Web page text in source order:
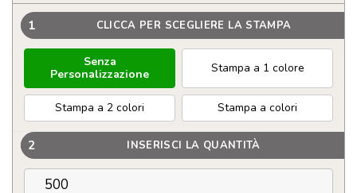
1 CLICCA PER SCEGLIERE LA STAMPA
Senza
Personalizzazione
Stampa a 1 colore
Stampa a 2 colori Stampa a colori
2 INSERISCI LA QUANTITÀ